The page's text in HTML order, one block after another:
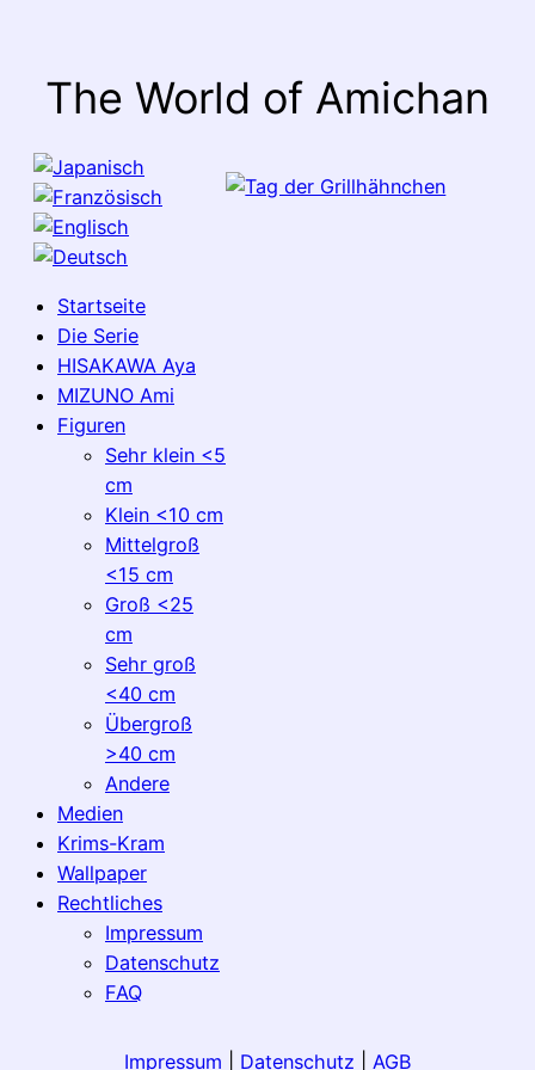
The World of Amichan
Startseite
Die Serie
HISAKAWA Aya
MIZUNO Ami
Figuren
Sehr klein <5
cm
Klein <10 cm
Mittelgroß
<15 cm
Groß <25
cm
Sehr groß
<40 cm
Übergroß
>40 cm
Andere
Medien
Krims-Kram
Wallpaper
Rechtliches
Impressum
Datenschutz
FAQ
Impressum Datenschutz AGB